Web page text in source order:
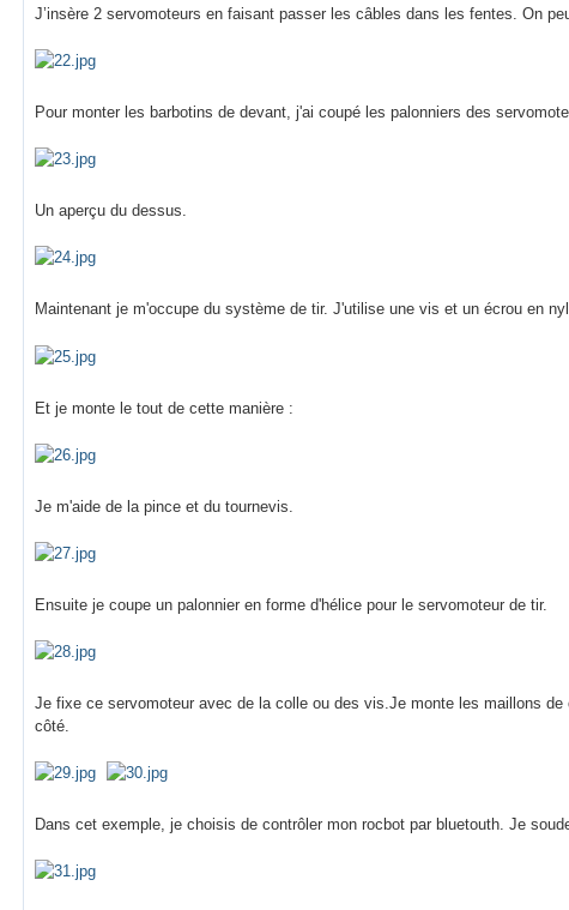
J’insère 2 servomoteurs en faisant passer les câbles dans les fentes. On
Pour monter les barbotins de devant, j'ai coupé les palonniers des
Un aperçu du dessus.
Maintenant je m'occupe du système de tir. J'utilise une vis et un écrou en
Et je monte le tout de cette manière :
Je m'aide de la pince et du tournevis.
Ensuite je coupe un palonnier en forme d'hélice pour le servomoteur de tir.
Je fixe ce servomoteur avec de la colle ou des vis.Je monte les maillons
côté.
Dans cet exemple, je choisis de contrôler mon rocbot par bluetouth. Je